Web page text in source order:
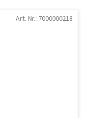
Art.-Nr.: 7000000218